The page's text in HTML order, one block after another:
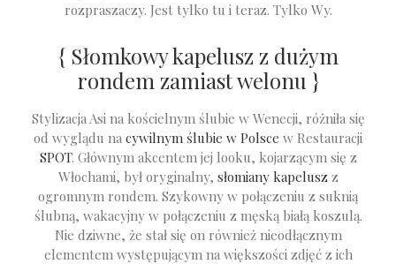
rozpraszaczy. Jest tylko tu i teraz. Tylko Wy.
{ Słomkowy kapelusz z dużym
rondem zamiast welonu }
Stylizacja Asi na kościelnym ślubie w Wenecji, różniła się
od wyglądu na cywilnym ślubie w Polsce w Restauracji
SPOT. Głównym akcentem jej looku, kojarzącym się z
Włochami, był oryginalny, słomiany kapeluszz
ogromnym rondem. Szykowny w połączeniu z suknią
ślubną, wakacyjny w połączeniu z męską białą koszulą.
Nie dziwne, że stał się on również nieodłącznym
elementem występującym na większości zdjęć z ich